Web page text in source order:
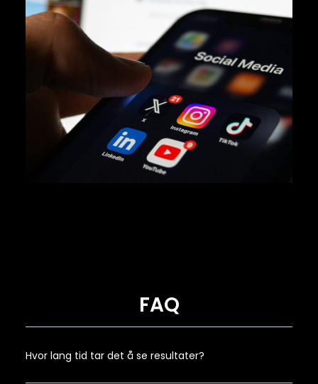
FAQ
Hvor lang tid tar det å se resultater?